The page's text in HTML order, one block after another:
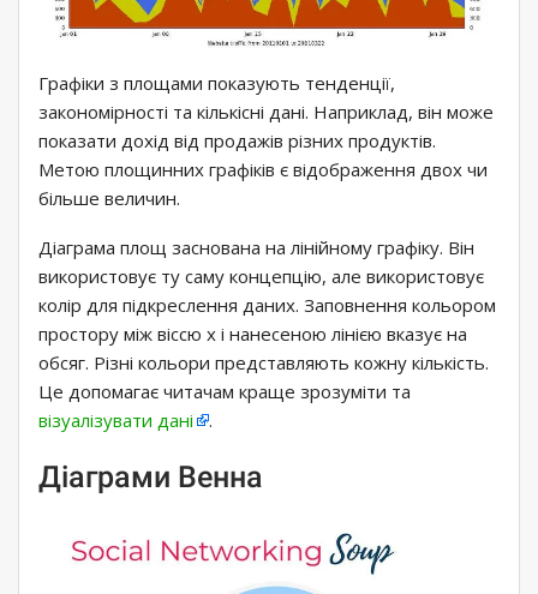
Графіки з площами показують тенденції,
закономірності та кількісні дані. Наприклад, він може
показати дохід від продажів різних продуктів.
Метою площинних графіків є відображення двох чи
більше величин.
Діаграма площ заснована на лінійному графіку. Він
використовує ту саму концепцію, але використовує
колір для підкреслення даних. Заповнення кольором
простору між віссю х і нанесеною лінією вказує на
обсяг. Різні кольори представляють кожну кількість.
Це допомагає читачам краще зрозуміти та
візуалізувати дані
.
Діаграми Венна